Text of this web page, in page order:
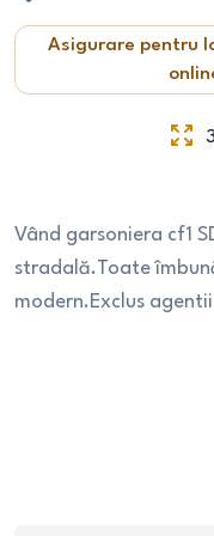
Asigurare pentru
Vând garsoniera cf1
stradală.Toate
modern.Exclus agentii